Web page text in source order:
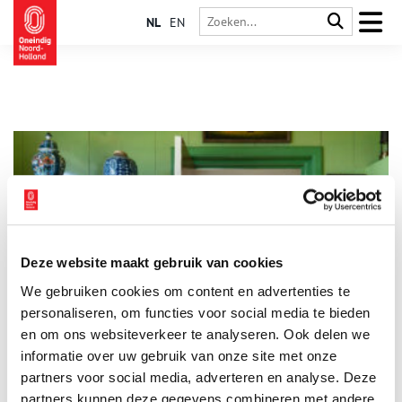
Deze website maakt gebruik van cookies
We gebruiken cookies om content en advertenties te
personaliseren, om functies voor social media te bieden
en om ons websiteverkeer te analyseren. Ook delen we
informatie over uw gebruik van onze site met onze
partners voor social media, adverteren en analyse. Deze
partners kunnen deze gegevens combineren met andere
NL EN
Voor de serie ‘Binnenkijker’ van Boerderijenstichting Noord-
Holland gaat agrarisch erfgoed specialist Anna Groentjes op
bezoek bij bijzondere stolpboerderijen. Trotse eigenaren
vertellen haar alles over de geschiedenis en het interieur van
de stolp. De interieurs verschillen nog meer van elkaar dan de
buitenkanten. Bij woonboerderijen zien we de zoektocht naar
het toepassen van nieuwe functies, op basis van de